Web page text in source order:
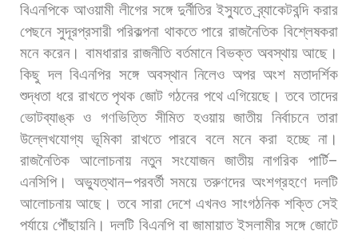
বিএনপিকে আওয়ামী লীগের সঙ্গে দুর্নীতির ইস্যুতে ব্র্যাকেটবন্দি করার
পেছনে সুদূরপ্রসারী পরিকল্পনা থাকতে পারে রাজনৈতিক বিশ্লেষকরা
মনে করেন। বামধারার রাজনীতি বর্তমানে বিভক্ত অবস্থায় আছে।
কিছু দল বিএনপির সঙ্গে অবস্থান নিলেও অপর অংশ মতাদর্শিক
শুদ্ধতা ধরে রাখতে পৃথক জোট গঠনের পথে এগিয়েছে। তবে তাদের
ভোটব্যাঙ্ক ও গণভিত্তি সীমিত হওয়ায় জাতীয় নির্বাচনে তারা
উল্লেখযোগ্য ভূমিকা রাখতে পারবে বলে মনে করা হচ্ছে না।
রাজনৈতিক
আলোচনায় নতুন সংযোজন জাতীয় নাগরিক পার্টি–
এনসিপি। অভ্যুত্থান–পরবর্তী সময়ে তরুণদের অংশগ্রহণে দলটি
আলোচনায় আছে। তবে সারা দেশে এখনও সাংগঠনিক শক্তি সেই
পর্যায়ে পৌঁছায়নি। দলটি বিএনপি বা জামায়াত ইসলামীর সঙ্গে জোটে